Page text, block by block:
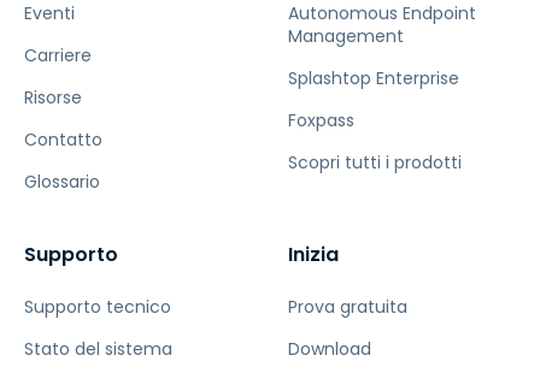
Eventi
Carriere
Risorse
Contatto
Glossario
Autonomous Endpoint
Management
Splashtop Enterprise
Foxpass
Scopri tutti i prodotti
Supporto
Supporto tecnico
Stato del sistema
Inizia
Prova gratuita
Download